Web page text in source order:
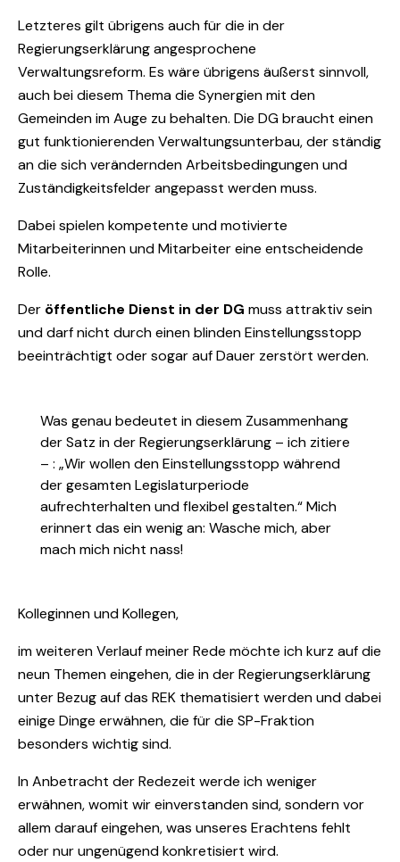
Letzteres gilt übrigens auch für die in der
Regierungserklärung angesprochene
Verwaltungsreform. Es wäre übrigens äußerst sinnvoll,
auch bei diesem Thema die Synergien mit den
Gemeinden im Auge zu behalten. Die DG braucht einen
gut funktionierenden Verwaltungsunterbau, der ständig
an die sich verändernden Arbeitsbedingungen und
Zuständigkeitsfelder angepasst werden muss.
Dabei spielen kompetente und motivierte
Mitarbeiterinnen und Mitarbeiter eine entscheidende
Rolle.
Der öffentliche Dienst in der DG muss attraktiv sein
und darf nicht durch einen blinden Einstellungsstopp
beeinträchtigt oder sogar auf Dauer zerstört werden.
Was genau bedeutet in diesem Zusammenhang
der Satz in der Regierungserklärung – ich zitiere
– : „Wir wollen den Einstellungsstopp während
der gesamten Legislaturperiode
aufrechterhalten und flexibel gestalten.“ Mich
erinnert das ein wenig an: Wasche mich, aber
mach mich nicht nass!
Kolleginnen und Kollegen,
im weiteren Verlauf meiner Rede möchte ich kurz auf die
neun Themen eingehen, die in der Regierungserklärung
unter Bezug auf das REK thematisiert werden und dabei
einige Dinge erwähnen, die für die SP-Fraktion
besonders wichtig sind.
In Anbetracht der Redezeit werde ich weniger
erwähnen, womit wir einverstanden sind, sondern vor
allem darauf eingehen, was unseres Erachtens fehlt
oder nur ungenügend konkretisiert wird.